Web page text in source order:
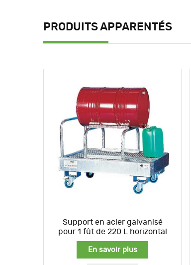
PRODUITS APPARENTÉS
Support en acier galvanisé
pour 1 fût de 220 L horizontal
En savoir plus